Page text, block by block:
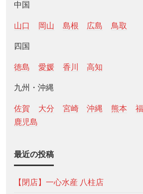
中国
山口 岡山 島根 広島 鳥取
四国
徳島 愛媛 香川 高知
九州・沖縄
佐賀 大分 宮崎 沖縄 熊本
鹿児島
最近の投稿
【閉店】一心水産 八柱店